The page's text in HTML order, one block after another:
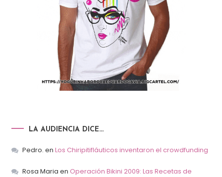
LA AUDIENCIA DICE…
Pedro. en Los Chiripitifláuticos inventaron el crowdfunding
Rosa Maria en Operación Bikini 2009: Las Recetas de